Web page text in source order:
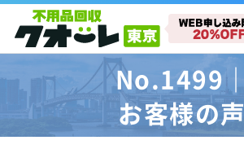
No.1499｜
お客様の声